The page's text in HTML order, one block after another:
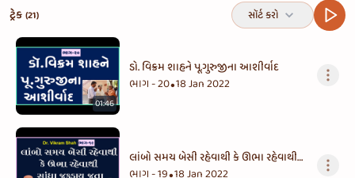
ટ્રેક (21) સૉર્ટ કરો
01:46
ડો. વિક્રમ શાહને પૂ.ગુરુજીના આશીર્વાદ
ભાગ - 20•18 Jan 2022
લાંબો સમય બેસી રહેવાથી કે ઊભા રહેવાથી
સાંધા જકડાય જતા હોય તો શું કરવું ?
•